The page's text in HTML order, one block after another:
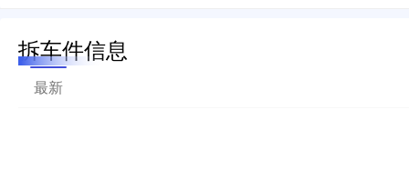
拆车件信息
最新